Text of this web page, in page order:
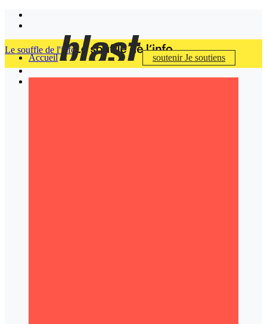
Accueil soutenirJe soutiens
Le souffle de l'info